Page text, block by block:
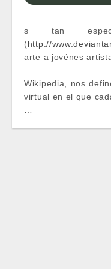
s tan
(http://
arte a jovénes
Wikipedia, nos
virtual en el que